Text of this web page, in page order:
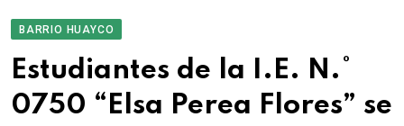
BARRIO HUAYCO
Estudiantes de la I.E. N.°
0750 “Elsa Perea Flores” se